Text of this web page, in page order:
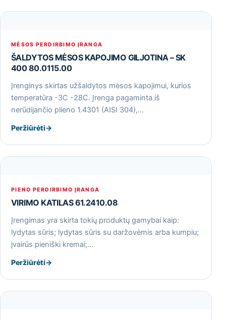
MĖSOS PERDIRBIMO ĮRANGA
ŠALDYTOS MĖSOS KAPOJIMO GILJOTINA – SK
400 80.0115.00
Įrenginys skirtas užšaldytos mėsos kapojimui, kurios
temperatūra -3С -28С. Įrenga pagaminta iš
nerūdijančio plieno 1.4301 (AISI 304),…
Peržiūrėti→
PIENO PERDIRBIMO ĮRANGA
VIRIMO KATILAS 61.2410.08
Įrengimas yra skirta tokių produktų gamybai kaip:
lydytas sūris; lydytas sūris su daržovėmis arba kumpiu;
įvairūs pieniški kremai;…
Peržiūrėti→